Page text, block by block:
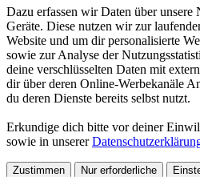
Dazu erfassen wir Daten über unsere
Geräte. Diese nutzen wir zur
Website und um dir personalisierte
sowie zur Analyse der
deine verschlüsselten Daten mit
dir über deren Online-Werbekanäle
du deren Dienste bereits selbst nutzt.
Erkundige dich bitte vor deiner
sowie in unserer
Zustimmen Nur erforderliche